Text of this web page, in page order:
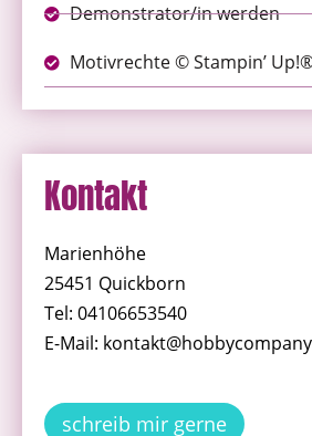
Demonstrator/in werden
Motivrechte © Stampin’
Kontakt
Marienhöhe
25451 Quickborn
Tel: 04106653540
E-Mail:
schreib mir gerne